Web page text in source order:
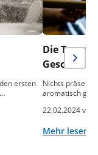
ersten
Die
Nichts
aromatisch
22.02.2024 von
Mehr lesen